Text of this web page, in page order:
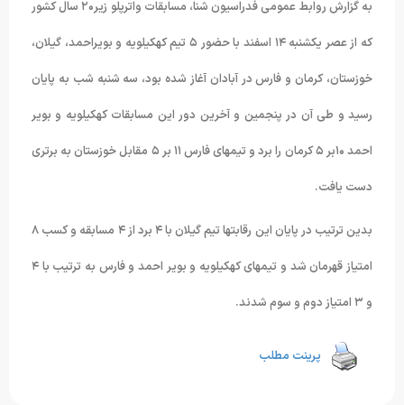
به گزارش روابط عمومی فدراسیون شنا، مسابقات واترپلو زیر٢۰ سال کشور
که از عصر یکشنبه ١۴ اسفند با حضور ۵ تیم کهکیلویه و بویراحمد، گیلان،
خوزستان، کرمان و فارس در آبادان آغاز شده بود، سه شنبه شب به پایان
رسید و طی آن در پنجمین و آخرین دور این مسابقات کهکیلویه و بویر
احمد ١۰بر ۵ کرمان را برد و تیمهای فارس ١١ بر ۵ مقابل خوزستان به برتری
دست یافت.
بدین ترتیب در پایان این رقابتها تیم گیلان با ۴ برد از ۴ مسابقه و کسب ٨
امتیاز قهرمان شد و تیمهای کهکیلویه و بویر احمد و فارس به ترتیب با ۴
و ٣ امتیاز دوم و سوم شدند.
پرینت مطلب